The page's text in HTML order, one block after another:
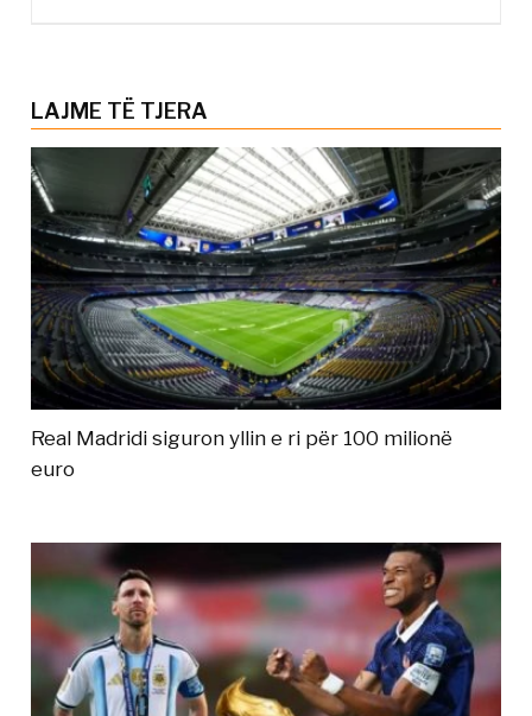
LAJME TË TJERA
Real Madridi siguron yllin e ri për 100 milionë
euro